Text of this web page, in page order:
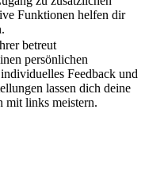
Funktionen helfen dir
betreut
persönlichen
Feedback und
lassen dich deine
mit links meistern.